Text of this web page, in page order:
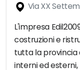
Via XX
L'impresa
costruzioni e
tutta la provincia
interni ed